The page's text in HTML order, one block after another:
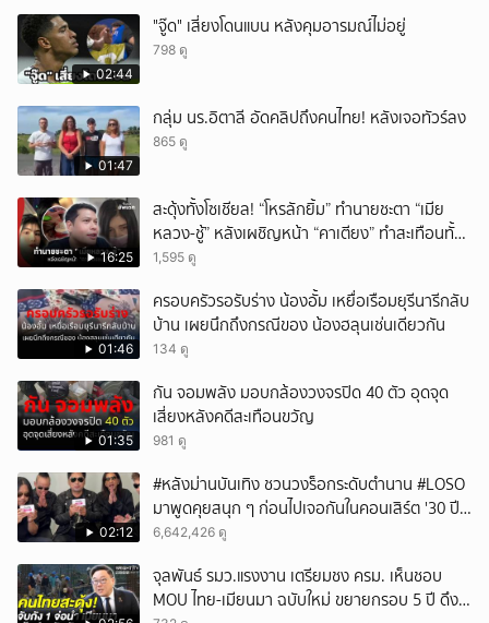
02:44
"จู๊ด" เสี่ยงโดนแบน หลังคุมอารมณ์ไม่อยู่
798 ดู
01:47
กลุ่ม นร.อิตาลี อัดคลิปถึงคนไทย! หลังเจอทัวร์ลง
865 ดู
16:25
สะดุ้งทั้งโซเชียล! “โหรลักยิ้ม” ทำนายชะตา “เมีย
หลวง-ชู้” หลังเผชิญหน้า “คาเตียง” ทำสะเทือนทั้ง
ประเทศ
1,595 ดู
01:46
ครอบครัวรอรับร่าง น้องอั้ม เหยื่อเรือมยุรีนารีกลับ
บ้าน เผยนึกถึงกรณีของ น้องฮลุนเช่นเดียวกัน
134 ดู
01:35
กัน จอมพลัง มอบกล้องวงจรปิด 40 ตัว อุดจุด
เสี่ยงหลังคดีสะเทือนขวัญ
981 ดู
02:12
#หลังม่านบันเทิง ชวนวงร็อกระดับตำนาน #LOSO
มาพูดคุยสนุก ๆ ก่อนไปเจอกันในคอนเสิร์ต '30 ปี
LOSO นานเท่าไรก็รอ'
6,642,426 ดู
จุลพันธ์ รมว.แรงงาน เตรียมชง ครม. เห็นชอบ
MOU ไทย-เมียนมา ฉบับใหม่ ขยายกรอบ 5 ปี ดึง
ยกเลิก